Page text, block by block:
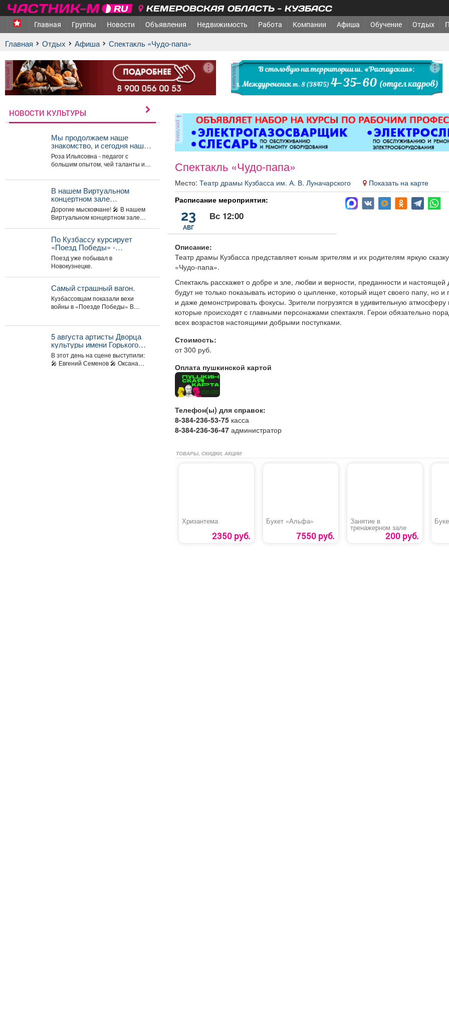
КЕМЕРОВСКАЯ ОБЛАСТЬ - КУЗБАСС
Главная Группы Новости Объявления Недвижимость Работа Компании Афиша Обучение Отдых
Главная Отдых афиша Спектакль «Чудо-папа»
реклама реклама
реклама
Спектакль «Чудо-папа»
Место: Театр драмы Кузбасса им. А. В. Луначарского
Показать на карте
Расписание мероприятия:
23
АВГ
Вс 12:00
Описание:
Театр драмы Кузбасса представляет юным зрителям и их родителям яркую
«Чудо-папа».
Спектакль расскажет о добре и зле, любви и верности, преданности и настоящей
будут не только показывать историю о цыпленке, который ищет своего папу, но и
и даже демонстрировать фокусы. Зрители погрузятся в удивительную
которые происходят с главными персонажами спектакля. Герои обязательно
всех возрастов настоящими добрыми поступками.
Стоимость:
от 300 руб.
Оплата пушкинской картой
Телефон(ы) для справок:
8-384-236-53-75касса
8-384-236-36-47администратор
ТОВАРЫ, СКИДКИ, АКЦИИ
Хризантема
2350 руб.
Букет «Альфа»
7550 руб.
Занятие в
тренажерном зале
200 руб.
НОВОСТИ КУЛЬТУРЫ
Мы продолжаем наше
знакомство, и сегодня наш
гость - руководитель Арт-
студии «Просто интересно»
- Некрасова Роза
Ильясовна.
Роза Ильясовна - педагог с
большим опытом, чей таланты и
участников на...
В нашем Виртуальном
концертном зале
открывается программа
трансляция концерта-
караоке «Споём любимое и
родное»!
Дорогие мысковчане! 🎤 В нашем
Виртуальном концертном зале
«Споём любимое...
По Кузбассу курсирует
«Поезд Победы» -
передвижной интерактивный
музей, рассказывающий о
событиях Великой
Отечественной войны.
Поезд уже побывал в
Новокузнецке.
Самый страшный вагон.
Кузбассовцам показали вехи
войны в «Поезде Победы» В
5 августа артисты Дворца
культуры имени Горького
провели выездной концерт в
реабилитационном центре
«Топаз».
В этот день на сцене выступили:
🎤 Евгений Семенов 🎤 Оксана